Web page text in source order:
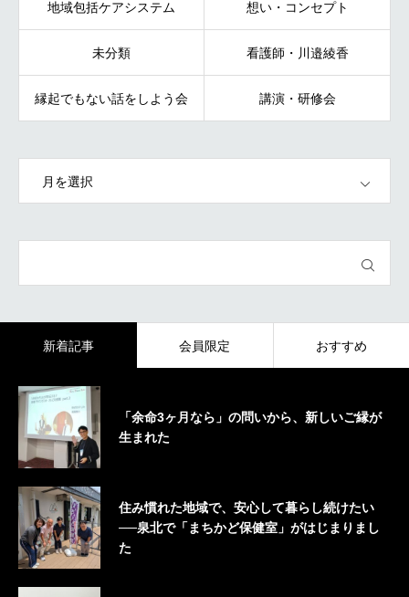
地域包括ケアシステム 想い・コンセプト
未分類 看護師・川邉綾香
縁起でもない話をしよう会 講演・研修会
新着記事 会員限定 おすすめ
「余命3ヶ月なら」の問いから、新しいご縁が
生まれた
住み慣れた地域で、安心して暮らし続けたい
──泉北で「まちかど保健室」がはじまりまし
た